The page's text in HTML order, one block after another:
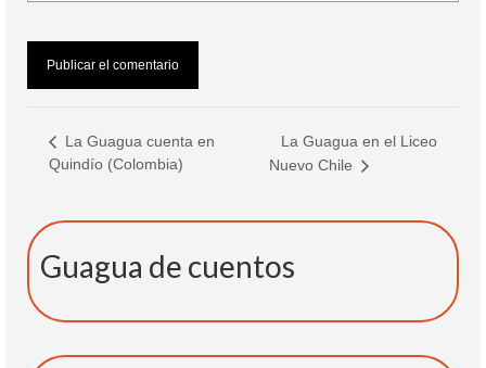
La Guagua cuenta en
Quindío (Colombia)
La Guagua en el Liceo
Nuevo Chile
Guagua de cuentos